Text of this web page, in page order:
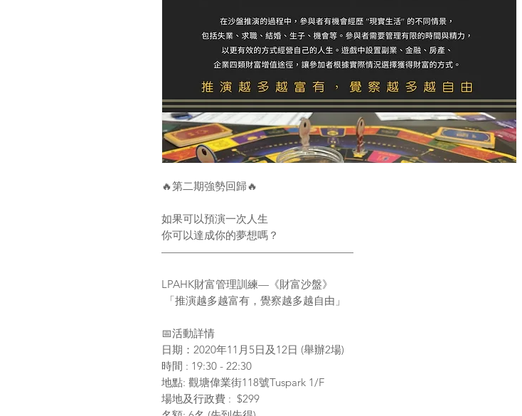
🔥第二期強勢回歸🔥
如果可以預演一次人生
你可以達成你的夢想嗎？
——————————————————
LPAHK財富管理訓練—《財富沙盤》
「推演越多越富有，覺察越多越自由」
📅活動詳情
日期：2020年11月5日及12日 (舉辦2場)
時間 : 19:30 - 22:30
地點: 觀塘偉業街118號Tuspark 1/F
場地及行政費 : $299